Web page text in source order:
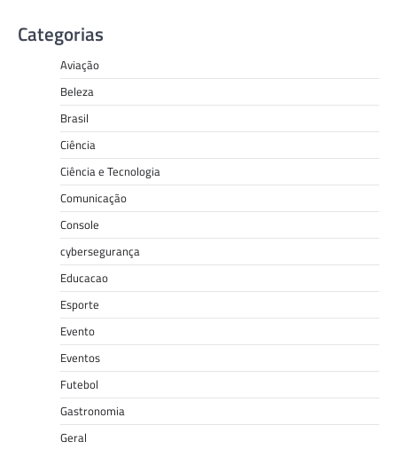
Categorias
Aviação
Beleza
Brasil
Ciência
Ciência e Tecnologia
Comunicação
Console
cybersegurança
Educacao
Esporte
Evento
Eventos
Futebol
Gastronomia
Geral